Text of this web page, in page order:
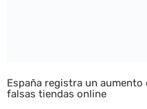
España registra un aumento
falsas tiendas online